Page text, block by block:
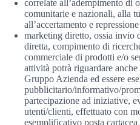
correlate all’adempimento di
comunitarie e nazionali, alla
all’accertamento e
marketing diretto, ossia invio
diretta, compimento di
commerciale di prodotti e/o
attività potrà riguardare
Gruppo Azienda ed essere
pubblicitario/informativo/
partecipazione ad iniziative,
utenti/clienti, effettuato con
esemplificativo posta